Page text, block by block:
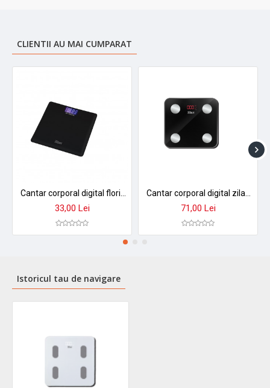
CLIENTII AU MAI CUMPARAT
33,00 Lei 71,00 Lei
Istoricul tau de navigare